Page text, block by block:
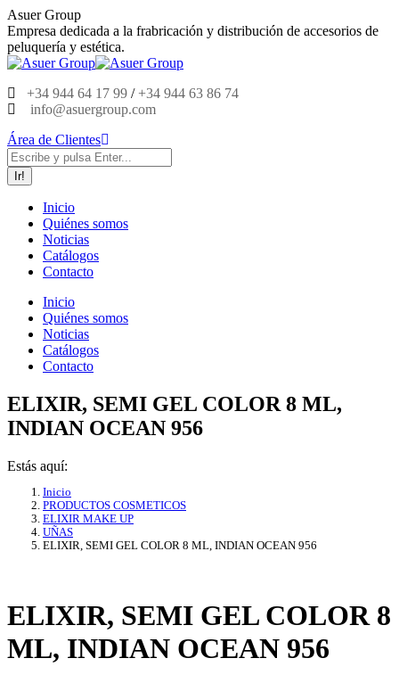
Saltar
al
contenido
Asuer Group
Empresa dedicada a la frabricación y distribución de accesorios de
peluquería y estética.
+34 944 64 17 99 /+34 944 63 86 74
info@asuergroup.com
Área de Clientes
Buscar:
Inicio
Quiénes somos
Noticias
Catálogos
Contacto
Inicio
Quiénes somos
Noticias
Catálogos
Contacto
ELIXIR, SEMI GEL COLOR 8 ML,
INDIAN OCEAN 956
Estás aquí:
Inicio
PRODUCTOS COSMETICOS
ELIXIR MAKE UP
UÑAS
ELIXIR, SEMI GEL COLOR 8 ML, INDIAN OCEAN 956
ELIXIR, SEMI GEL COLOR 8
ML, INDIAN OCEAN 956